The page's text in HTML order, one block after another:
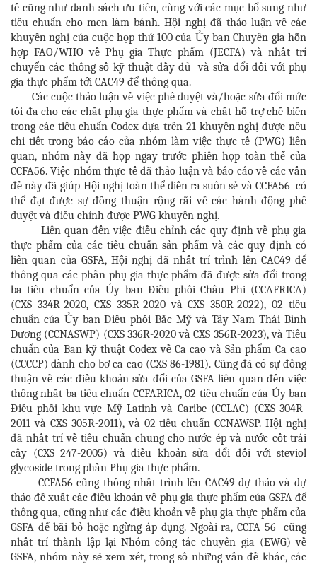
tế cũng như danh sách ưu tiên, cùng với các mục bổ sung như
tiêu chuẩn cho men làm bánh. Hội nghị đã thảo luận về các
khuyến nghị của cuộc họp thứ 100 của Ủy ban Chuyên gia hỗn
hợp FAO/WHO về Phụ gia Thực phẩm (JECFA) và nhất trí
chuyển các thông số kỹ thuật đầy đủ và sửa đổi đối với phụ
gia thực phẩm tới CAC49 để thông qua.
Các cuộc thảo luận về việc phê duyệt và/hoặc sửa đổi mức
tối đa cho các chất phụ gia thực phẩm và chất hỗ trợ chế biến
trong các tiêu chuẩn Codex dựa trên 21 khuyến nghị được nêu
chi tiết trong báo cáo của nhóm làm việc thực tế (PWG) liên
quan, nhóm này đã họp ngay trước phiên họp toàn thể của
CCFA56. Việc nhóm thực tế ​​đã thảo luận và báo cáo về các vấn
đề này đã giúp Hội nghị toàn thể diễn ra suôn sẻ và CCFA56 có
thể đạt được sự đồng thuận rộng rãi về các hành động phê
duyệt và điều chỉnh được PWG ​​khuyến nghị.
Liên quan đến việc điều chỉnh các quy định về phụ gia
thực phẩm của các tiêu chuẩn sản phẩm và các quy định có
liên quan của GSFA, Hội nghị đã nhất trí trình lên CAC49 để
thông qua các phần phụ gia thực phẩm đã được sửa đổi trong
ba tiêu chuẩn của Ủy ban Điều phối Châu Phi (CCAFRICA)
(CXS 334R-2020, CXS 335R-2020 và CXS 350R-2022), 02 tiêu
chuẩn của Ủy ban Điều phối Bắc Mỹ và Tây Nam Thái Bình
Dương (CCNASWP) (CXS 336R-2020 và CXS 356R-2023), và Tiêu
chuẩn của Ban kỹ thuật Codex về Ca cao và Sản phẩm Ca cao
(CCCCP) dành cho bơ ca cao (CXS 86-1981). Cũng đã có sự đồng
thuận về các điều khoản sửa đổi của GSFA liên quan đến việc
thống nhất ba tiêu chuẩn CCFARICA, 02 tiêu chuẩn của Ủy ban
Điều phối khu vực Mỹ Latinh và Caribe (CCLAC) (CXS 304R-
2011 và CXS 305R-2011), và 02 tiêu chuẩn CCNAWSP. Hội nghị
đã nhất trí về tiêu chuẩn chung cho nước ép và nước cốt trái
cây (CXS 247-2005) và điều khoản sửa đổi đối với steviol
glycoside trong phần Phụ gia thực phẩm.
CCFA56 cũng thống nhất trình lên CAC49 dự thảo và dự
thảo đề xuất các điều khoản về phụ gia thực phẩm của GSFA để
thông qua, cũng như các điều khoản về phụ gia thực phẩm của
GSFA để bãi bỏ hoặc ngừng áp dụng. Ngoài ra, CCFA 56 cũng
nhất trí thành lập lại Nhóm công tác chuyên gia (EWG) về
GSFA, nhóm này sẽ xem xét, trong số những vấn đề khác, các